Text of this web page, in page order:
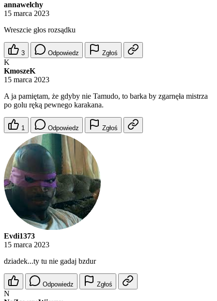
annawelchy
15 marca 2023
Wreszcie głos rozsądku
3 Odpowiedz Zgłoś
K
KmoszeK
15 marca 2023
A ja pamiętam, że gdyby nie Tamudo, to barka by zgarnęła mistrza
po golu ręką pewnego karakana.
1 Odpowiedz Zgłoś
Evdi1373
15 marca 2023
dziadek...ty tu nie gadaj bzdur
Odpowiedz Zgłoś
N